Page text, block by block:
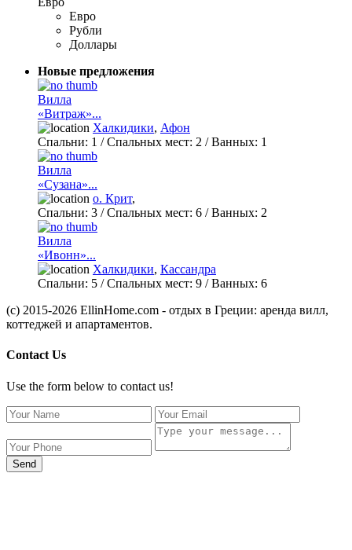
Евро
Рубли
Доллары
Новые предложения
Вилла
«Витраж»...
Халкидики, Афон
Спальни: 1 / Спальных мест: 2 /Ванных: 1
Вилла
«Сузана»...
о. Крит,
Спальни: 3 / Спальных мест: 6 /Ванных: 2
Вилла
«Ивонн»...
Халкидики, Кассандра
Спальни: 5 / Спальных мест: 9 /Ванных: 6
(c) 2015-2026 EllinHome.com - отдых в Греции: аренда вилл,
коттеджей и апартаментов.
Contact Us
Use the form below to contact us!
Send